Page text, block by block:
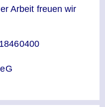
Arbeit freuen wir